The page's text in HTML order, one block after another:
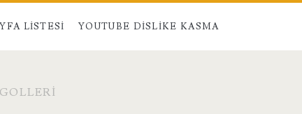
LISTESI YOUTUBE DISLIKE KASMA